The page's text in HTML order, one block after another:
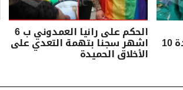
مزيف… مارس المهنة لمدة 10
الحكم على رانيا العمدوني ب 6
اشهر سجنا بتهمة التعدي على
الأخلاق الحميدة